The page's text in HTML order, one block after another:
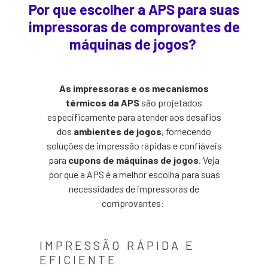
Por que escolher a APS para suas
impressoras de comprovantes de
máquinas de jogos?
As impressoras e os mecanismos
térmicos da APS são projetados
especificamente para atender aos desafios
dos ambientes de jogos, fornecendo
soluções de impressão rápidas e confiáveis
para cupons de máquinas de jogos. Veja
por que a APS é a melhor escolha para suas
necessidades de impressoras de
comprovantes:
IMPRESSÃO RÁPIDA E
EFICIENTE